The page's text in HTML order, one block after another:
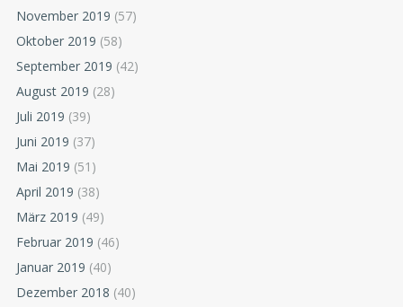
November 2019 (57)
Oktober 2019 (58)
September 2019 (42)
August 2019 (28)
Juli 2019 (39)
Juni 2019 (37)
Mai 2019 (51)
April 2019 (38)
März 2019 (49)
Februar 2019 (46)
Januar 2019 (40)
Dezember 2018 (40)